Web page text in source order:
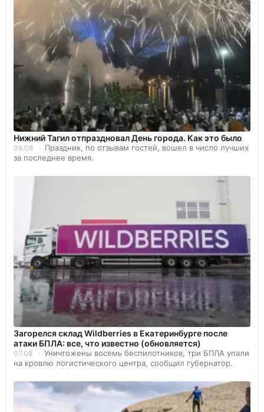
Нижний Тагил отпраздновал День города. Как это было
09.08
Праздник, по отзывам гостей, вошел в число лучших
за последнее время.
Загорелся склад Wildberries в Екатеринбурге после
атаки БПЛА: все, что известно (обновляется)
07.08
Уничтожены восемь беспилотников, три БПЛА упали
на кровлю логистического центра, сообщил губернатор.